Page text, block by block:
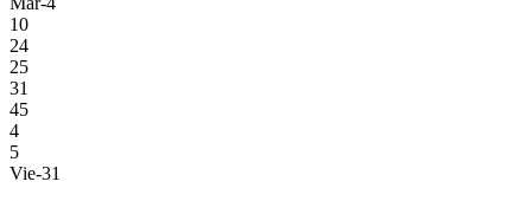
10
24
25
31
45
4
5
Vie-31